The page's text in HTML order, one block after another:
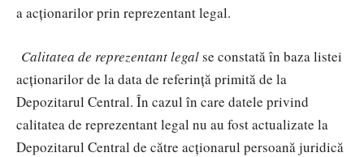
a acționarilor prin reprezentant legal.
Calitatea de reprezentant legalse constată în baza listei
acționarilor de la data de referință primită de la
Depozitarul Central. În cazul în care datele privind
calitatea de reprezentant legal nu au fost actualizate la
Depozitarul Central de către acționarul persoană juridică